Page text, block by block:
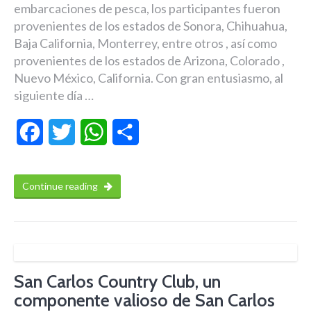
embarcaciones de pesca, los participantes fueron
provenientes de los estados de Sonora, Chihuahua,
Baja California, Monterrey, entre otros , así como
provenientes de los estados de Arizona, Colorado ,
Nuevo México, California. Con gran entusiasmo, al
siguiente día …
FacebookTwitter WhatsApp
Continue reading
San Carlos Country Club, un
componente valioso de San Carlos